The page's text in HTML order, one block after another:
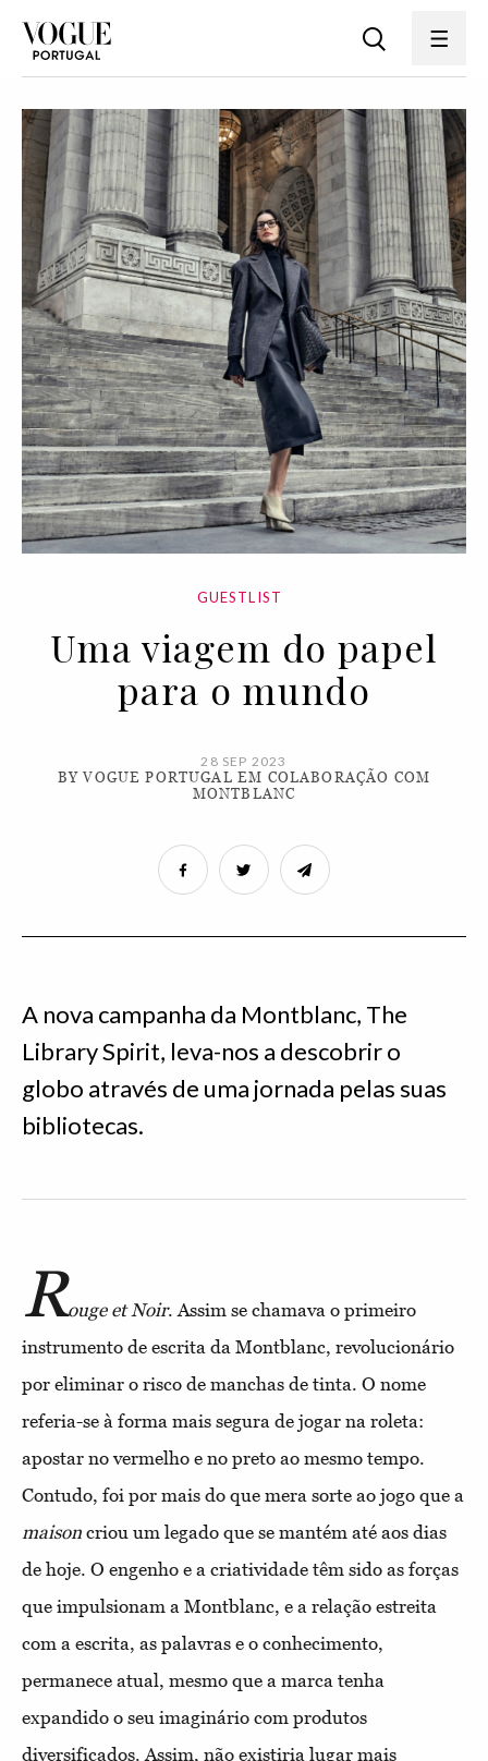
GUESTLIST
Uma viagem do papel
para o mundo
28 SEP 2023
BY VOGUE PORTUGAL EM COLABORAÇÃO COM
MONTBLANC
A nova campanha da Montblanc, The
Library Spirit, leva-nos a descobrir o
globo através de uma jornada pelas suas
bibliotecas.
Rouge et Noir. Assim se chamava o primeiro
instrumento de escrita da Montblanc, revolucionário
por eliminar o risco de manchas de tinta. O nome
referia-se à forma mais segura de jogar na roleta:
apostar no vermelho e no preto ao mesmo tempo.
Contudo, foi por mais do que mera sorte ao jogo que a
maison criou um legado que se mantém até aos dias
de hoje. O engenho e a criatividade têm sido as forças
que impulsionam a Montblanc, e a relação estreita
com a escrita, as palavras e o conhecimento,
permanece atual, mesmo que a marca tenha
expandido o seu imaginário com produtos
diversificados. Assim, não existiria lugar mais